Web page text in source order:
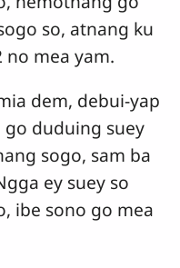
so, atnang ku
no mea yam.
dem, debui-yap
duduing suey
sogo, sam ba
ey suey so
ibe sono go mea